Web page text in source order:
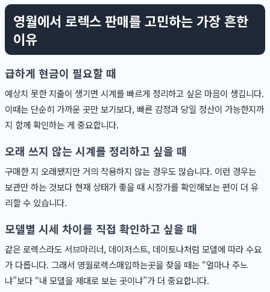
영월에서 로렉스 판매를 고민하는 가장 흔한
이유
급하게 현금이 필요할 때
예상치 못한 지출이 생기면 시계를 빠르게 정리하고 싶은 마음이 생깁니다.
이때는 단순히 가까운 곳만 보기보다, 빠른 감정과 당일 정산이 가능한지까
지 함께 확인하는 게 중요합니다.
오래 쓰지 않는 시계를 정리하고 싶을 때
구매한 지 오래됐지만 거의 착용하지 않는 경우도 많습니다. 이런 경우는
보관만 하는 것보다 현재 상태가 좋을 때 시장가를 확인해보는 편이 더 유
리할 수 있습니다.
모델별 시세 차이를 직접 확인하고 싶을 때
같은 로렉스라도 서브마리너, 데이저스트, 데이토나처럼 모델에 따라 수요
가 다릅니다. 그래서 영월로렉스매입하는곳을 찾을 때는 “얼마나 주느
냐”보다 “내 모델을 제대로 보는 곳이냐”가 더 중요합니다.